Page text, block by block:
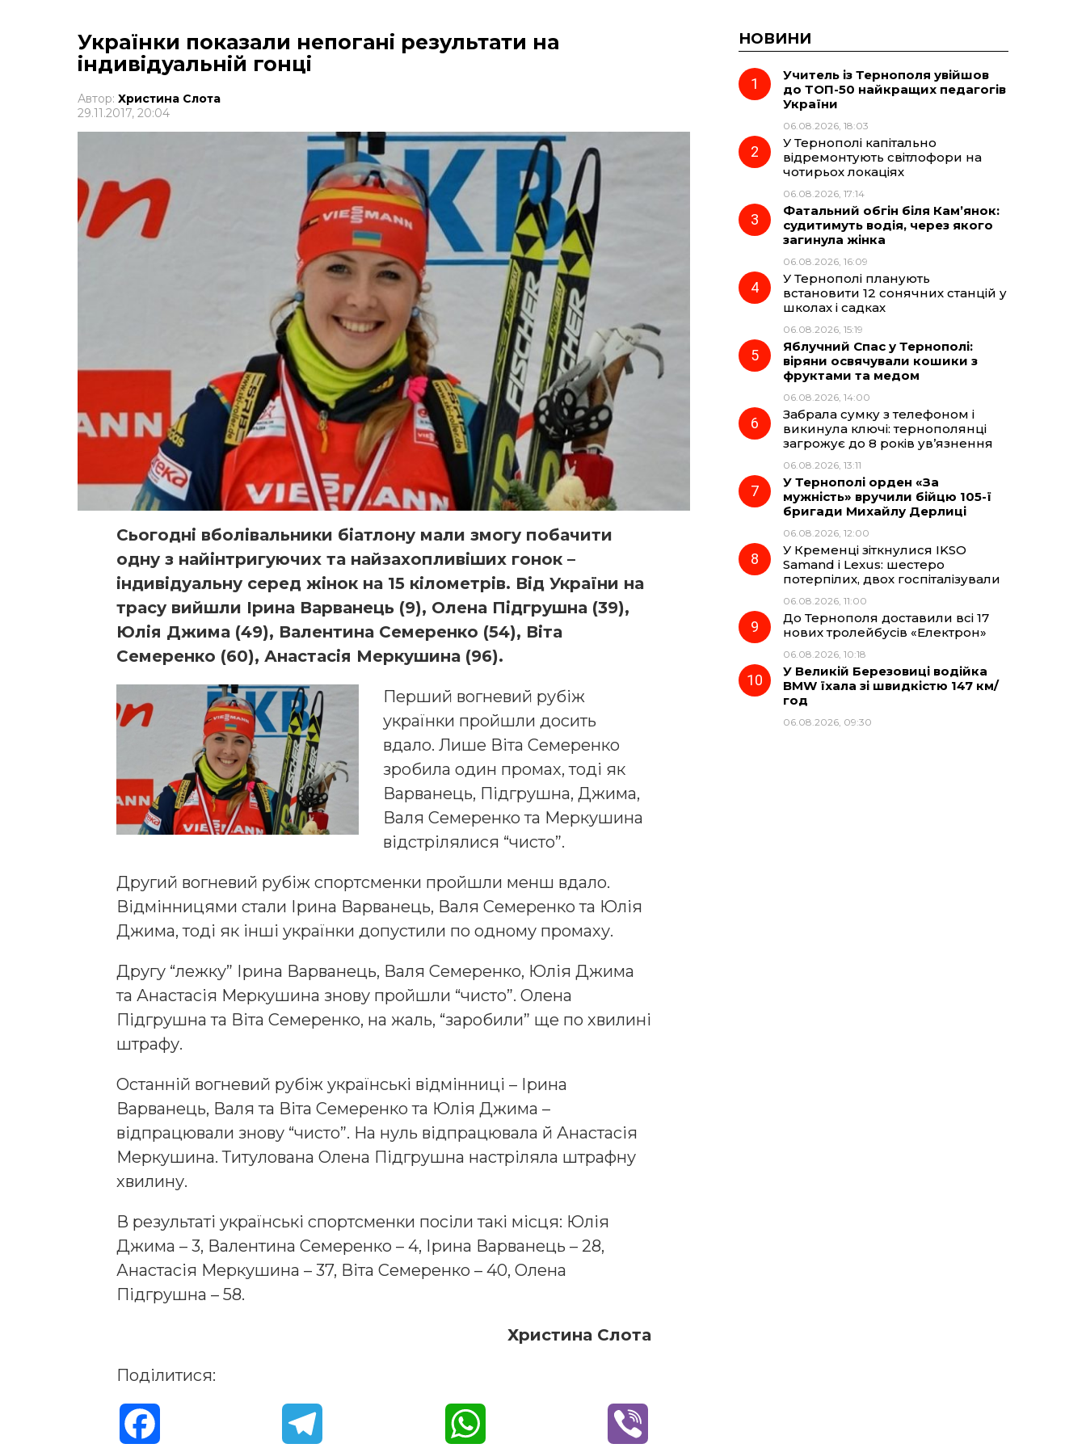
Українки показали непогані результати на
індивідуальній гонці
Автор: Христина Слота
29.11.2017, 20:04
Сьогодні вболівальники біатлону мали змогу побачити
одну з найінтригуючих та найзахопливіших гонок –
індивідуальну серед жінок на 15 кілометрів. Від України на
трасу вийшли Ірина Варванець (9), Олена Підгрушна (39),
Юлія Джима (49), Валентина Семеренко (54), Віта
Семеренко (60), Анастасія Меркушина (96).
Перший вогневий рубіж
українки пройшли досить
вдало. Лише Віта Семеренко
зробила один промах, тоді як
Варванець, Підгрушна, Джима,
Валя Семеренко та Меркушина
відстрілялися “чисто”.
Другий вогневий рубіж спортсменки пройшли менш вдало.
Відмінницями стали Ірина Варванець, Валя Семеренко та Юлія
Джима, тоді як інші українки допустили по одному промаху.
Другу “лежку” Ірина Варванець, Валя Семеренко, Юлія Джима
та Анастасія Меркушина знову пройшли “чисто”. Олена
Підгрушна та Віта Семеренко, на жаль, “заробили” ще по хвилині
штрафу.
Останній вогневий рубіж українські відмінниці – Ірина
Варванець, Валя та Віта Семеренко та Юлія Джима –
відпрацювали знову “чисто”. На нуль відпрацювала й Анастасія
Меркушина. Титулована Олена Підгрушна настріляла штрафну
хвилину.
В результаті українські спортсменки посіли такі місця: Юлія
Джима – 3, Валентина Семеренко – 4, Ірина Варванець – 28,
Анастасія Меркушина – 37, Віта Семеренко – 40, Олена
Підгрушна – 58.
Христина Слота
Поділитися:
НОВИНИ
Учитель із Тернополя увійшов
до ТОП-50 найкращих педагогів
України
06.08.2026, 18:03
У Тернополі капітально
відремонтують світлофори на
чотирьох локаціях
06.08.2026, 17:14
Фатальний обгін біля Кам’янок:
судитимуть водія, через якого
загинула жінка
06.08.2026, 16:09
У Тернополі планують
встановити 12 сонячних станцій у
школах і садках
06.08.2026, 15:19
Яблучний Спас у Тернополі:
віряни освячували кошики з
фруктами та медом
06.08.2026, 14:00
Забрала сумку з телефоном і
викинула ключі: тернополянці
загрожує до 8 років ув’язнення
06.08.2026, 13:11
У Тернополі орден «За
мужність» вручили бійцю 105-ї
бригади Михайлу Дерлиці
06.08.2026, 12:00
У Кременці зіткнулися IKSO
Samand і Lexus: шестеро
потерпілих, двох госпіталізували
06.08.2026, 11:00
До Тернополя доставили всі 17
нових тролейбусів «Електрон»
06.08.2026, 10:18
У Великій Березовиці водійка
BMW їхала зі швидкістю 147 км/
год
06.08.2026, 09:30